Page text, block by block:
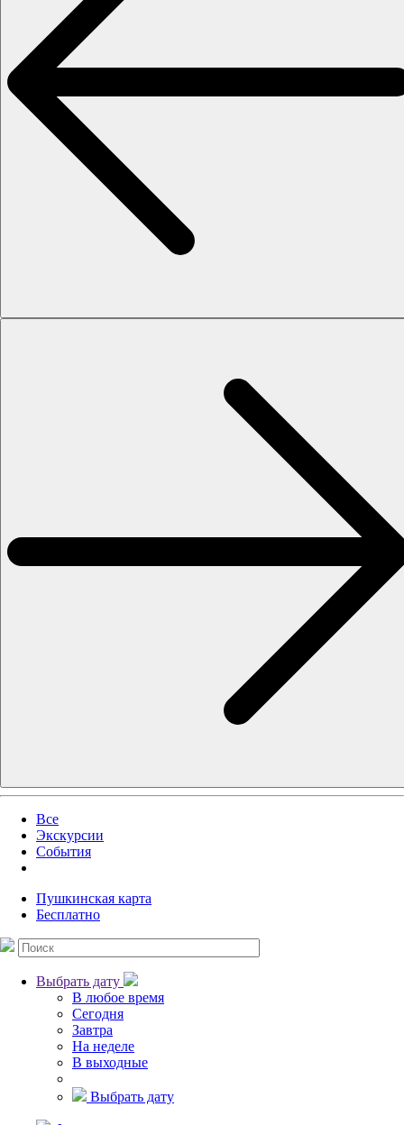
Все
Экскурсии
События
Пушкинская карта
Бесплатно
Выбрать дату
В любое время
Сегодня
Завтра
На неделе
В выходные
Выбрать дату